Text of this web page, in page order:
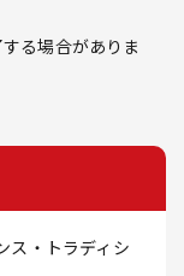
る場合がありま
・トラディシ